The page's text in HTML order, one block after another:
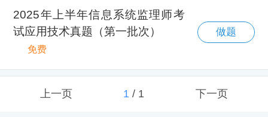
2025年上半年信息系统监理师考
试应用技术真题（第一批次）
免费
做题
上一页 1/ 1 下一页